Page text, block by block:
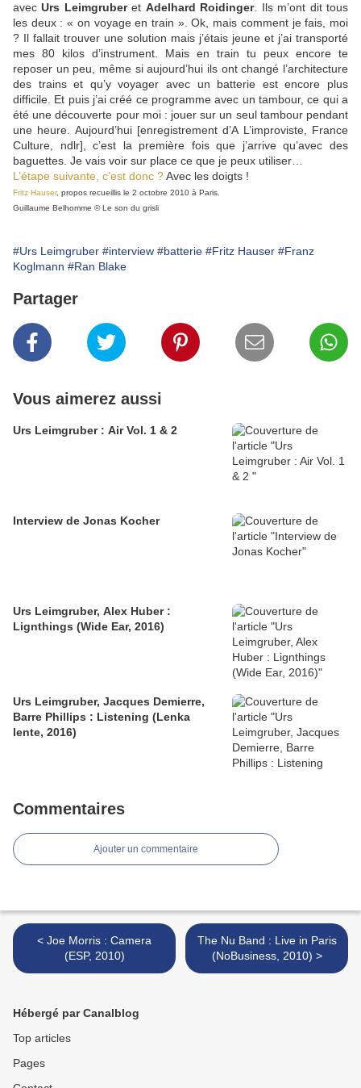
avecUrs Leimgruberet Adelhard Roidinger. Ils m’ont dit tous
les deux : « on voyage en train ». Ok, mais comment je fais, moi
? Il fallait trouver une solution mais j’étais jeune et j’ai transporté
mes 80 kilos d’instrument. Mais en train tu peux encore te
reposer un peu, même si aujourd’hui ils ont changé l’architecture
des trains et qu’y voyager avec un batterie est encore plus
difficile. Et puis j’ai créé ce programme avec un tambour, ce qui a
été une découverte pour moi : jouer sur un seul tambour pendant
une heure. Aujourd’hui [enregistrement d’A L’improviste, France
Culture, ndlr], c’est la première fois que j’arrive qu’avec des
baguettes. Je vais voir sur place ce que je peux utiliser…
L’étape suivante, c’est donc ?Avec les doigts !
Fritz Hauser, propos recueillis le 2 octobre 2010 à Paris.
Guillaume Belhomme © Le son du grisli
#Urs Leimgruber #interview #batterie #Fritz Hauser #Franz
Koglmann #Ran Blake
Partager
Vous aimerez aussi
Urs Leimgruber : Air Vol. 1 & 2
Interview de Jonas Kocher
Urs Leimgruber, Alex Huber :
Lignthings (Wide Ear, 2016)
Urs Leimgruber, Jacques Demierre,
Barre Phillips : Listening (Lenka
lente, 2016)
Commentaires
Ajouter un commentaire
< Joe Morris : Camera
(ESP, 2010)
The Nu Band : Live in Paris
(NoBusiness, 2010) >
Hébergé par Canalblog
Top articles
Pages